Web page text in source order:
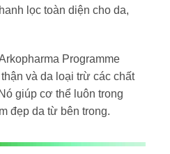
lọc toàn diện cho da,
Programme
và da loại trừ các chất
giúp cơ thể luôn trong
đẹp da từ bên trong.